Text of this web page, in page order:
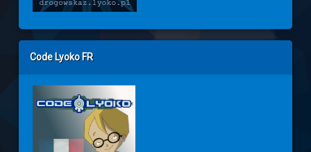
Code Lyoko FR